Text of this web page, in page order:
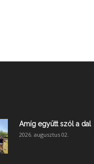
Amíg együtt szól a dal
2026. augusztus 02.